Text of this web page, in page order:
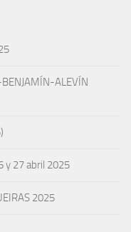
BENJAMÍN-ALEVÍN
y 27 abril 2025
2025